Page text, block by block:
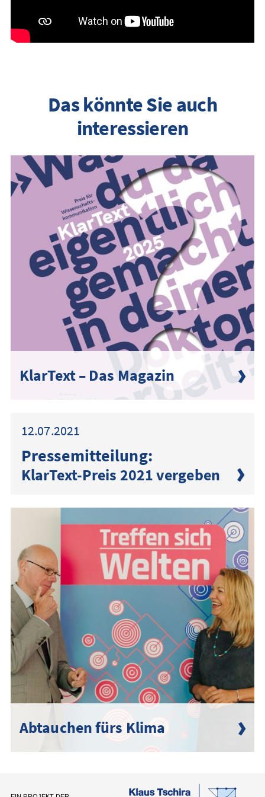
Das könnte Sie auch
interessieren
KlarText – Das Magazin
12.07.2021
Presse­mitteilung:
KlarText-Preis 2021 vergeben
Abtauchen fürs Klima